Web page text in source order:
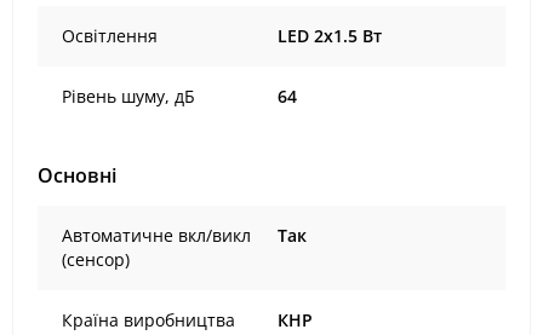
Освітлення LED 2x1.5 Вт
Рівень шуму, дБ 64
Основні
Автоматичне вкл/викл
(сенсор)
Так
Країна виробництва КНР